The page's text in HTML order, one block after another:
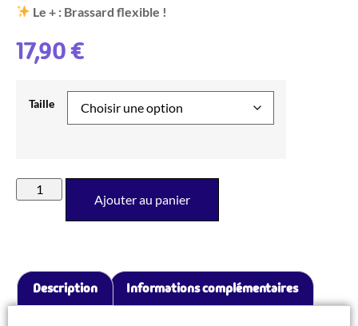
Le + : Brassard flexible !
17,90€
Taille
Ajouter au panier
Description Informations complémentaires